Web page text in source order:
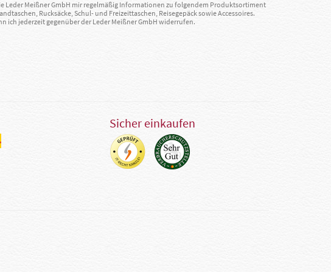
Leder Meißner GmbH mir regelmäßig Informationen zu folgendem Produktsortiment
Rucksäcke, Schul- und Freizeittaschen, Reisegepäck sowie Accessoires.
ich jederzeit gegenüber der Leder Meißner GmbH widerrufen.
Sicher einkaufen